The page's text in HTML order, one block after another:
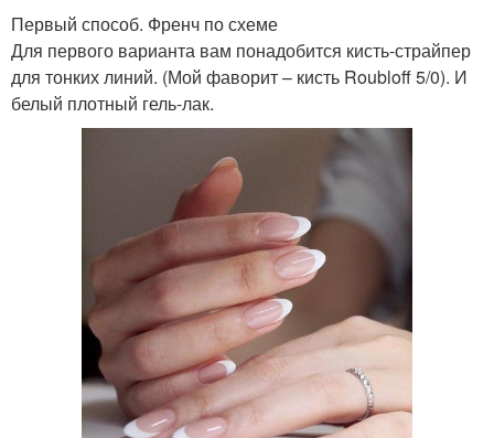
Первый способ. Френч по схеме
Для первого варианта вам понадобится кисть-страйпер
для тонких линий. (Мой фаворит – кисть Roubloff 5/0). И
белый плотный гель-лак.